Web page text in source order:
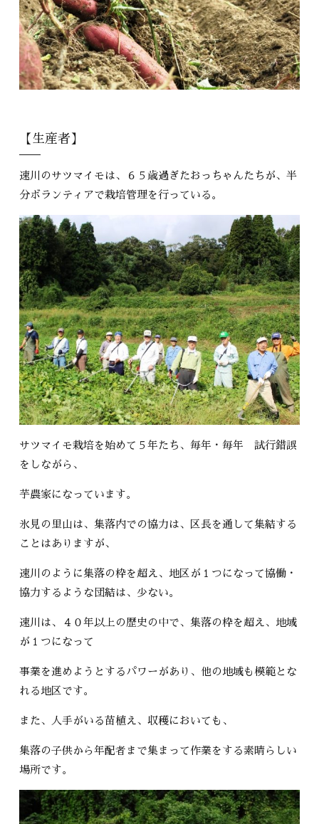
【生産者】
速川のサツマイモは、６５歳過ぎたおっちゃんたちが、半
分ボランティアで栽培管理を行っている。
サツマイモ栽培を始めて５年たち、毎年・毎年 試行錯誤
をしながら、
芋農家になっています。
氷見の里山は、集落内での協力は、区長を通して集結する
ことはありますが、
速川のように集落の枠を超え、地区が１つになって協働・
協力するような団結は、少ない。
速川は、４０年以上の歴史の中で、集落の枠を超え、地域
が１つになって
事業を進めようとするパワーがあり、他の地域も模範とな
れる地区です。
また、人手がいる苗植え、収穫においても、
集落の子供から年配者まで集まって作業をする素晴らしい
場所です。